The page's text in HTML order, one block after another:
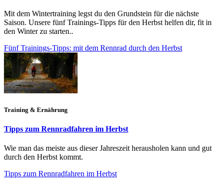
Mit dem Wintertraining legst du den Grundstein für die nächste
Saison. Unsere fünf Trainings-Tipps für den Herbst helfen dir, fit in
den Winter zu starten..
Fünf Trainings-Tipps: mit dem Rennrad durch den Herbst
Training & Ernährung
Tipps zum Rennradfahren im Herbst
Wie man das meiste aus dieser Jahreszeit herausholen kann und gut
durch den Herbst kommt.
Tipps zum Rennradfahren im Herbst